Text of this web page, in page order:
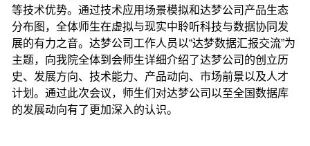
等技术优势。通过技术应用场景模拟和达梦公司产品生态
分布图，全体师生在虚拟与现实中聆听科技与数据协同发
展的有力之音。达梦公司工作人员以“达梦数据汇报交流”为
主题，向我院全体到会师生详细介绍了达梦公司的创立历
史、发展方向、技术能力、产品动向、市场前景以及人才
计划。通过此次会议，师生们对达梦公司以至全国数据库
的发展动向有了更加深入的认识。